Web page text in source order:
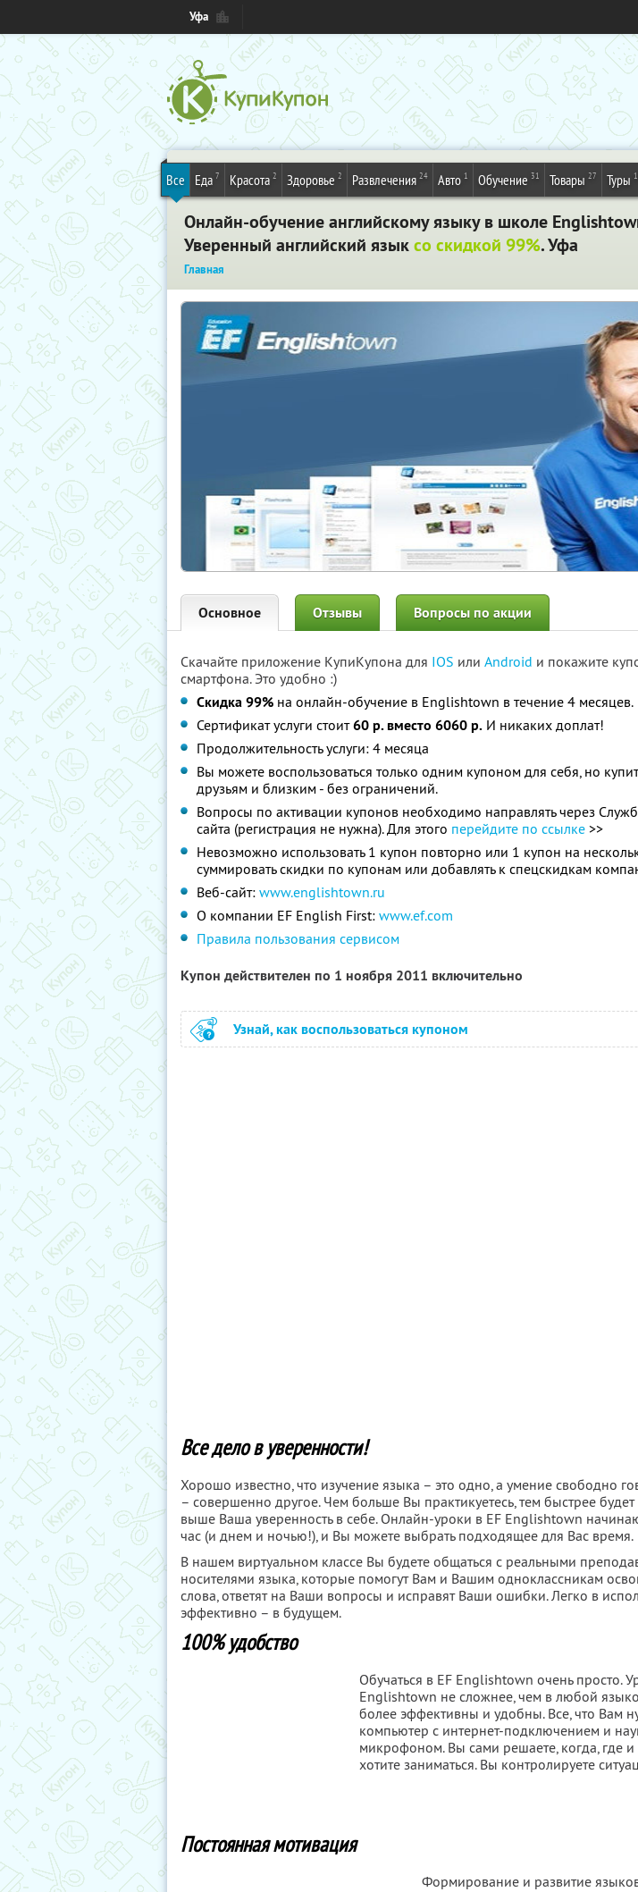
Уфа
Все Еда 7 Красота 2 Здоровье 2 Развлечения 24 Авто 1 Обучение 31 Товары 27 Туры
Онлайн-обучение английскому языку в школе
Уверенный английский языксо скидкой 99%. Уфа
Главная
Основное Отзывы Вопросы по акции
Скачайте приложение КупиКупона для IOS или Android и покажите
смартфона. Это удобно :)
Скидка 99% на онлайн-обучение в Englishtown в течение 4 месяцев.
Сертификат услуги стоит60 р. вместо 6060 р. И никаких доплат!
Продолжительность услуги: 4 месяца
Вы можете воспользоваться только одним купоном для себя, но
друзьям и близким - без ограничений.
Вопросы по активации купонов необходимо направлять через
сайта (регистрация не нужна). Для этого перейдите по ссылке >>
Невозможно использовать 1 купон повторно или 1 купон на
суммировать скидки по купонам или добавлять к спецскидкам
Веб-сайт: www.englishtown.ru
О компании EF English First: www.ef.com
Правила пользования сервисом
Купон действителен по 1 ноября 2011 включительно
Узнай, как воспользоваться купоном
Все дело в уверенности!
Хорошо известно, что изучение языка – это одно, а умение свободно
– совершенно другое. Чем больше Вы практикуетесь, тем быстрее будет
выше Ваша уверенность в себе. Онлайн-уроки в EF Englishtown
час (и днем и ночью!), и Вы можете выбрать подходящее для Вас время.
В нашем виртуальном классе Вы будете общаться с реальными
носителями языка, которые помогут Вам и Вашим одноклассникам
слова, ответят на Ваши вопросы и исправят Ваши ошибки. Легко в
эффективно – в будущем.
100% удобство
Обучаться в EF Englishtown очень просто.
Englishtown не сложнее, чем в любой
более эффективны и удобны. Все, что Вам
компьютер с интернет-подключением и
микрофоном. Вы сами решаете, когда, где и
хотите заниматься. Вы контролируете
Постоянная мотивация
Формирование и развитие